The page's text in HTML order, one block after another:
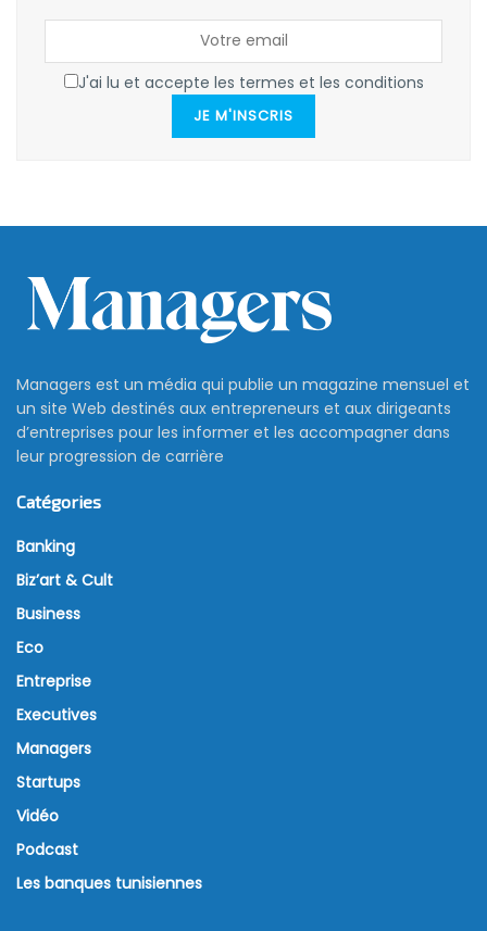
J'ai lu et accepte les termes et les conditions
JE M'INSCRIS
Managers est un média qui publie un magazine mensuel et
un site Web destinés aux entrepreneurs et aux dirigeants
d’entreprises pour les informer et les accompagner dans
leur progression de carrière
Catégories
Banking
Biz’art & Cult
Business
Eco
Entreprise
Executives
Managers
Startups
Vidéo
Podcast
Les banques tunisiennes